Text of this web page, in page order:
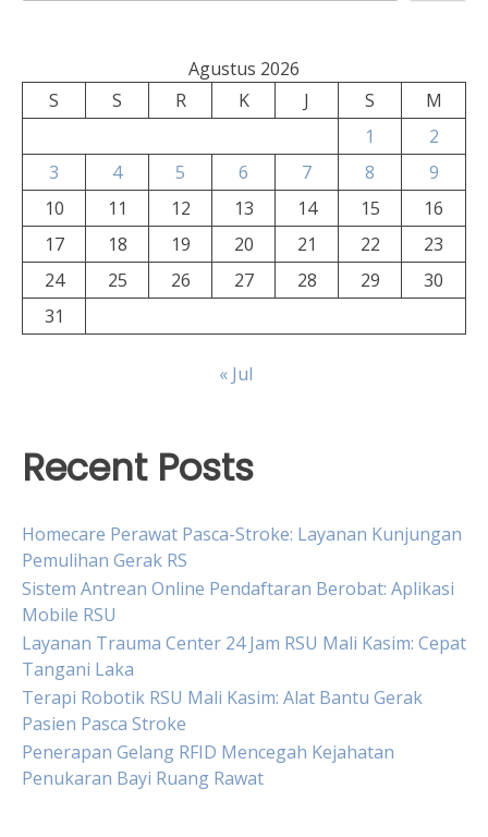
Agustus 2026
S
S R K J S
M
1
2
3
4 5 6 7 8
9
10
11 12 13 14 15
16
17
18 19 20 21 22
23
24
25 26 27 28 29
30
31
« Jul
Recent Posts
Homecare Perawat Pasca-Stroke: Layanan Kunjungan
Pemulihan Gerak RS
Sistem Antrean Online Pendaftaran Berobat: Aplikasi
Mobile RSU
Layanan Trauma Center 24 Jam RSU Mali Kasim: Cepat
Tangani Laka
Terapi Robotik RSU Mali Kasim: Alat Bantu Gerak
Pasien Pasca Stroke
Penerapan Gelang RFID Mencegah Kejahatan
Penukaran Bayi Ruang Rawat